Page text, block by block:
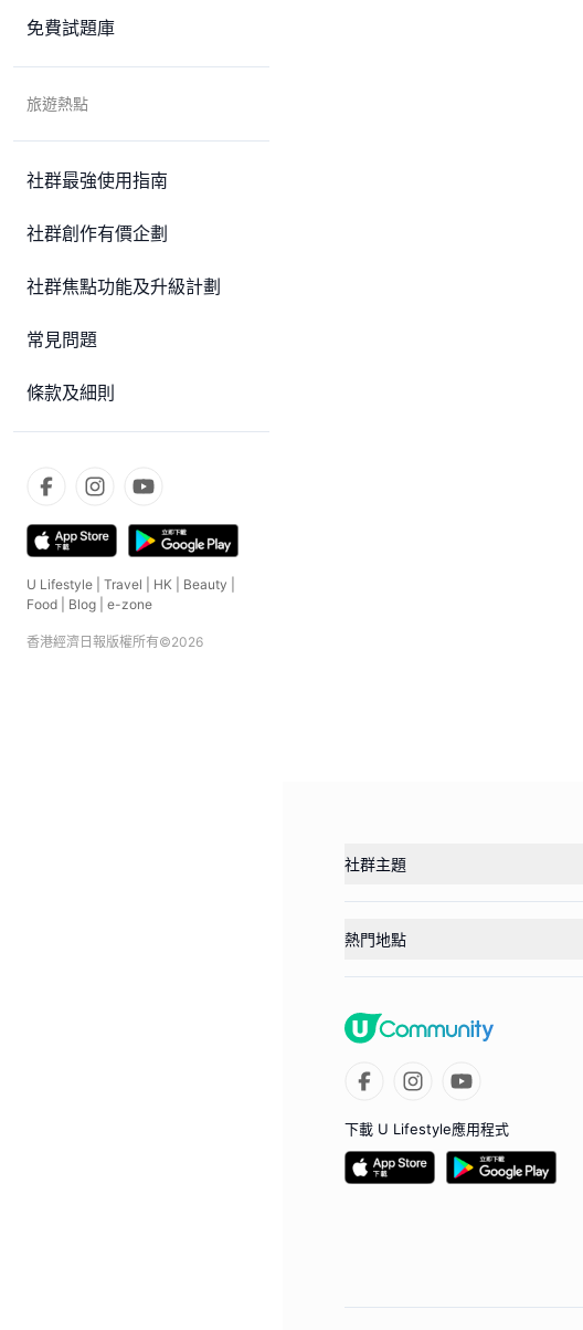
免費試題庫
旅遊熱點
社群最強使用指南
社群創作有價企劃
社群焦點功能及升級計劃
常見問題
條款及細則
U Lifestyle Travel HK Beauty
Food
Blog e-zone
香港經濟日報版權所有©2026
社群主題
熱門地點
下載 U Lifestyle應用程式